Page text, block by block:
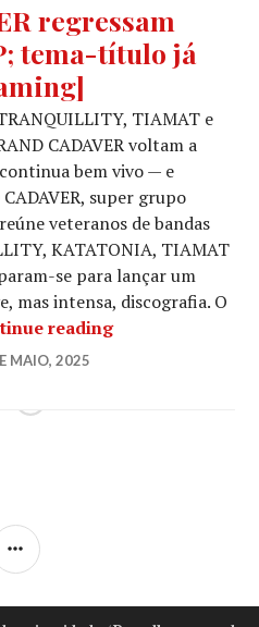
regressam
tema-título já
TIAMAT e
CADAVER voltam a
bem vivo — e
super grupo
veteranos de bandas
KATATONIA, TIAMAT
se para lançar um
mas intensa, discografia. O
readingGRAND
MAIO, 2025
SIDEBAR